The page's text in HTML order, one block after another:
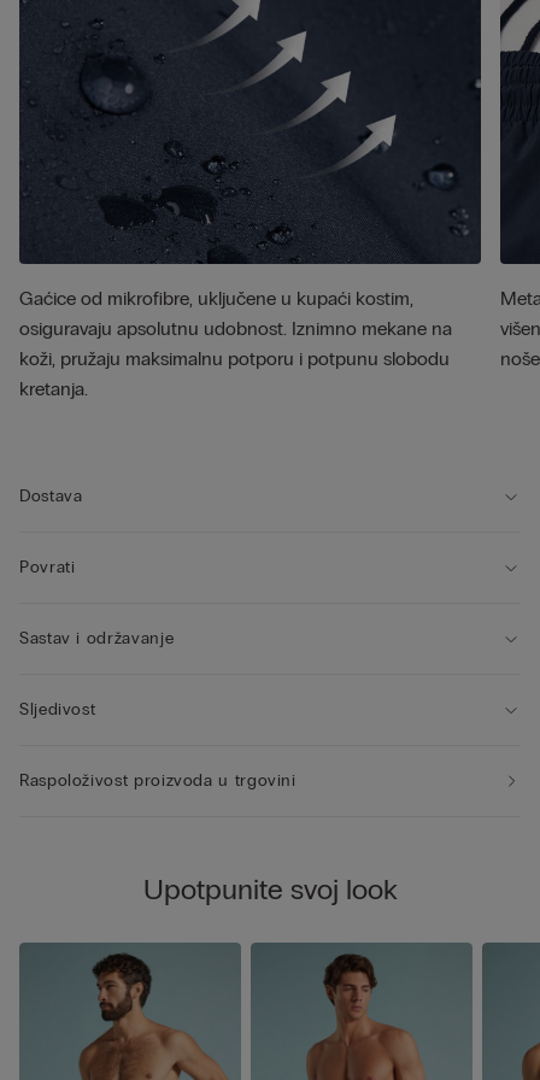
Gaćice od mikrofibre, uključene u kupaći kostim,
osiguravaju apsolutnu udobnost. Iznimno mekane na
koži, pružaju maksimalnu potporu i potpunu slobodu
kretanja.
Dostava
Povrati
Sastav i održavanje
Sljedivost
Raspoloživost proizvoda u trgovini
Upotpunite svoj look